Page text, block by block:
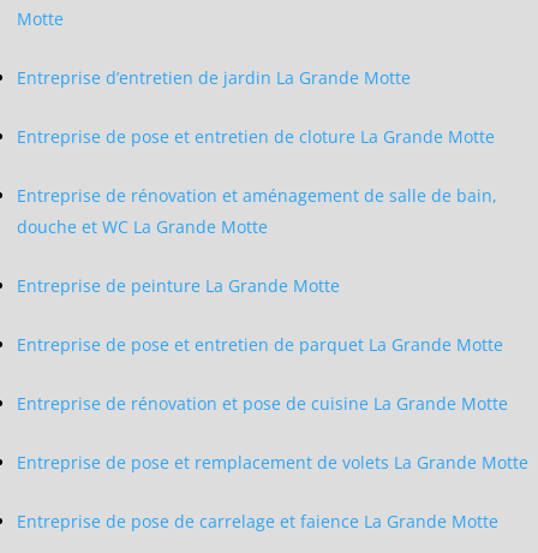
Motte
Entreprise d’entretien de jardin La Grande Motte
Entreprise de pose et entretien de cloture La Grande Motte
Entreprise de rénovation et aménagement de salle de bain,
douche et WC La Grande Motte
Entreprise de peinture La Grande Motte
Entreprise de pose et entretien de parquet La Grande Motte
Entreprise de rénovation et pose de cuisine La Grande Motte
Entreprise de pose et remplacement de volets La Grande Motte
Entreprise de pose de carrelage et faience La Grande Motte